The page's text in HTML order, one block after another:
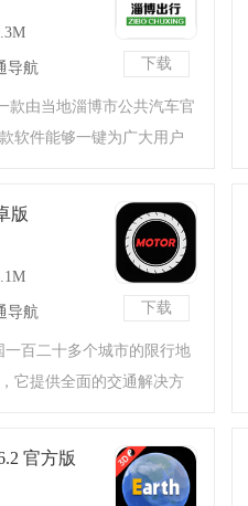
下载
导航
款由当地淄博市公共汽车官
软件能够一键为广大用户
淄博当地最便捷的出行方
下载
版
导航
一百二十多个城市的限行地
它提供全面的交通解决方
托车限行区域和政策，为
官方版